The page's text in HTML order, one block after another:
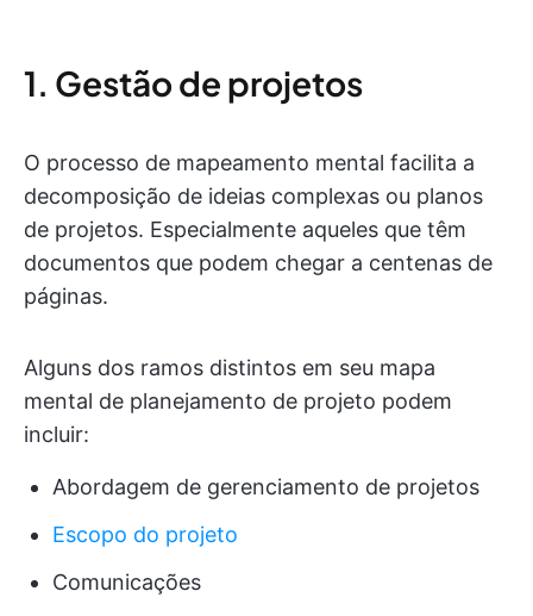
1. Gestão de projetos
O processo de mapeamento mental facilita a
decomposição de ideias complexas ou planos
de projetos. Especialmente aqueles que têm
documentos que podem chegar a centenas de
páginas.
Alguns dos ramos distintos em seu mapa
mental de planejamento de projeto podem
incluir:
Abordagem de gerenciamento de projetos
Escopo do projeto
Comunicações